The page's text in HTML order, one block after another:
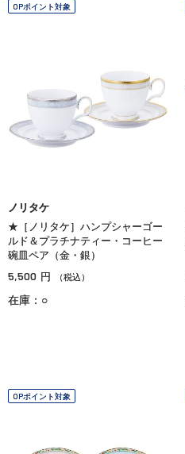
OPポイント対象
ノリタケ
★［ノリタケ］ハンプシャーゴー
ルド＆プラチナティー・コーヒー
碗皿ペア（金・銀）
5,500 円 （税込）
在庫：○
OPポイント対象